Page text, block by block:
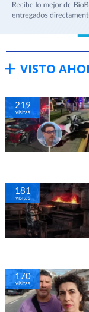
VISTO
219
visitas
181
visitas
170
visitas